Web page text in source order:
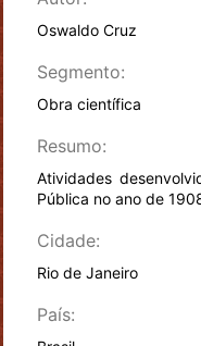
Oswaldo Cruz
Segmento:
Obra científica
Resumo:
Atividades
Pública no ano de
Cidade:
Rio de Janeiro
País: